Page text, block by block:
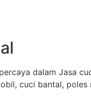
dalam Jasa
cuci bantal,